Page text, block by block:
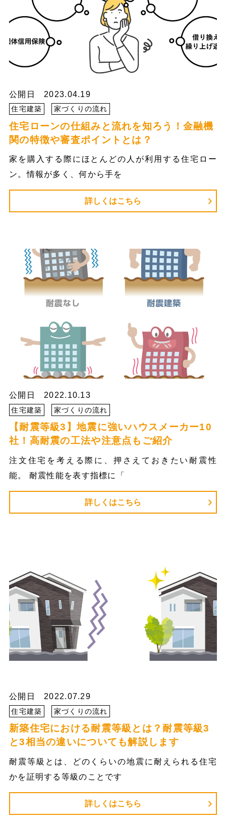
公開日 2023.04.19
住宅建築 家づくりの流れ
住宅ローンの仕組みと流れを知ろう！金融機
関の特徴や審査ポイントとは？
家を購入する際にほとんどの人が利用する住宅ロー
ン。情報が多く、何から手を
詳しくはこちら
公開日 2022.10.13
住宅建築 家づくりの流れ
【耐震等級3】地震に強いハウスメーカー10
社！高耐震の工法や注意点もご紹介
注文住宅を考える際に、押さえておきたい耐震性
能。 耐震性能を表す指標に「
詳しくはこちら
公開日 2022.07.29
住宅建築 家づくりの流れ
新築住宅における耐震等級とは？耐震等級3
と3相当の違いについても解説します
耐震等級とは、どのくらいの地震に耐えられる住宅
かを証明する等級のことです
詳しくはこちら